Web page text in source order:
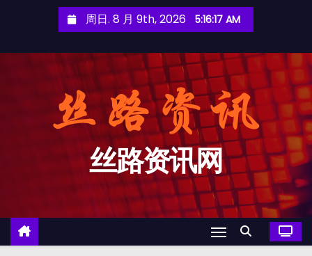
周日. 8 月 9th, 2026 5:16:17 AM
丝路资讯网